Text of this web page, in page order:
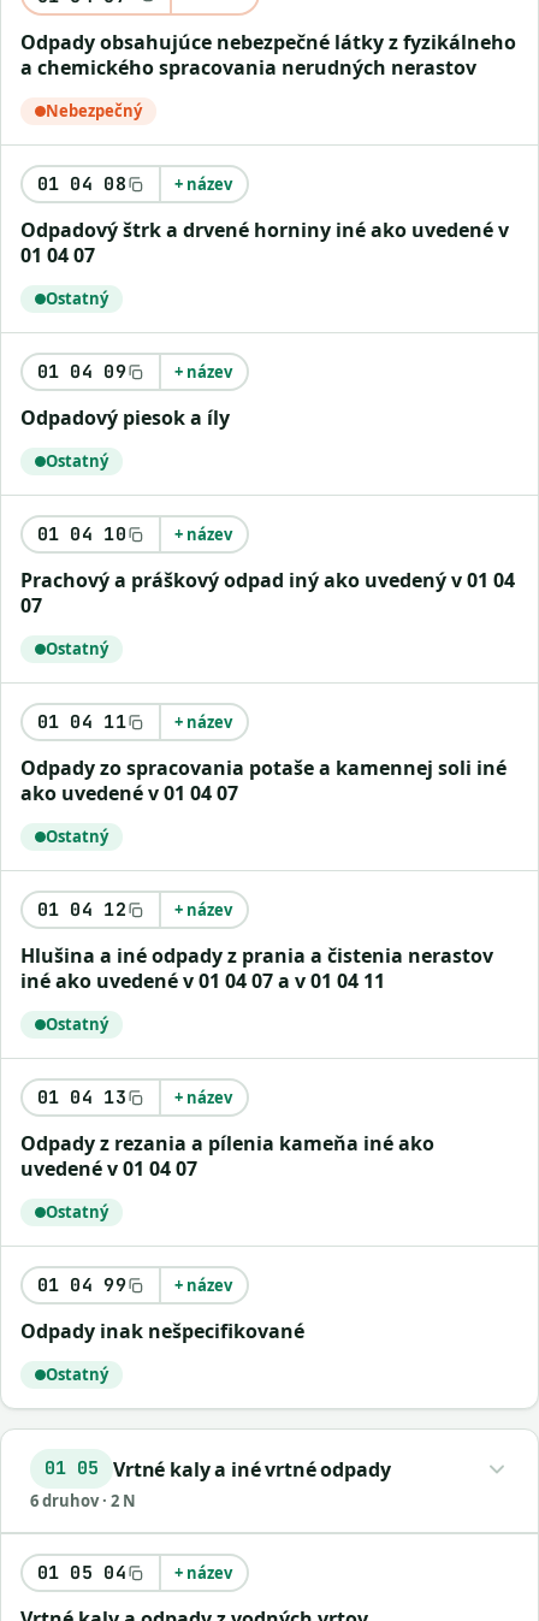
odpady obsahujúce nebezpečné látky z fyzikálneho
a chemického spracovania nerudných nerastov
Nebezpečný
01 04 08 + název
odpadový štrk a drvené horniny iné ako uvedené v
01 04 07
Ostatný
01 04 09 + název
odpadový piesok a íly
Ostatný
01 04 10 + název
prachový a práškový odpad iný ako uvedený v 01 04
07
Ostatný
01 04 11 + název
odpady zo spracovania potaše a kamennej soli iné
ako uvedené v 01 04 07
Ostatný
01 04 12 + název
hlušina a iné odpady z prania a čistenia nerastov
iné ako uvedené v 01 04 07 a v 01 04 11
Ostatný
01 04 13 + název
odpady z rezania a pílenia kameňa iné ako
uvedené v 01 04 07
Ostatný
01 04 99 + název
odpady inak nešpecifikované
Ostatný
01 05 Vrtné kaly a iné vrtné odpady
6 druhov · 2 N
01 05 04 + název